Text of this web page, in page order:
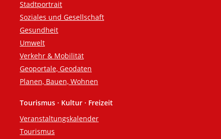
Stadtportrait
Soziales und Gesellschaft
Gesundheit
Umwelt
Verkehr & Mobilität
Geoportale, Geodaten
Planen, Bauen, Wohnen
Tourismus · Kultur · Freizeit
Veranstaltungskalender
Tourismus